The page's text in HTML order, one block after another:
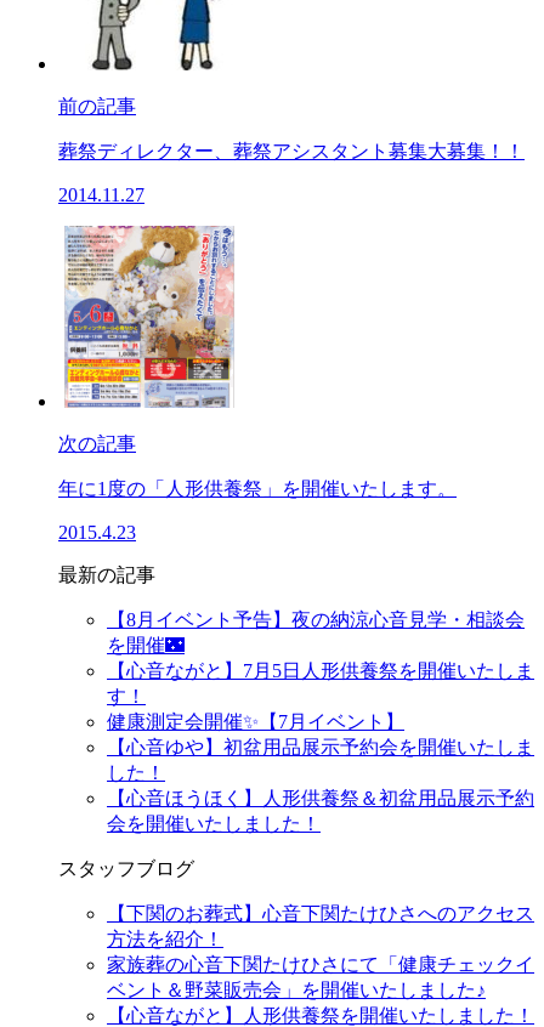
前の記事
葬祭ディレクター、葬祭アシスタント募集大募集！！
2014.11.27
次の記事
年に1度の「人形供養祭」を開催いたします。
2015.4.23
最新の記事
【8月イベント予告】夜の納涼心音見学・相談会
を開催🌃
【心音ながと】7月5日人形供養祭を開催いたしま
す！
健康測定会開催✨【7月イベント】
【心音ゆや】初盆用品展示予約会を開催いたしま
した！
【心音ほうほく】人形供養祭＆初盆用品展示予約
会を開催いたしました！
スタッフブログ
【下関のお葬式】心音下関たけひさへのアクセス
方法を紹介！
家族葬の心音下関たけひさにて「健康チェックイ
ベント＆野菜販売会」を開催いたしました♪
【心音ながと】人形供養祭を開催いたしました！